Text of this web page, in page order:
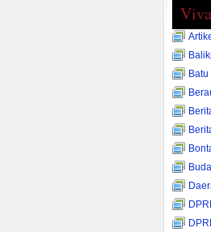
Batu